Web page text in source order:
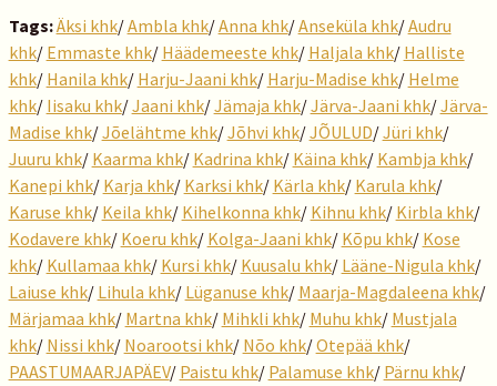
Tags:Äksi khk/Ambla khk/Anna khk/Anseküla khk/Audru
khk/ Emmaste khk/ Häädemeeste khk/ Haljala khk/ Halliste
khk/ Hanila khk/ Harju-Jaani khk/ Harju-Madise khk/ Helme
khk/ Iisaku khk/Jaani khk/Jämaja khk/Järva-Jaani khk/Järva-
Madise khk/Jõelähtme khk/Jõhvi khk/JÕULUD/Jüri khk/
Juuru khk/ Kaarma khk/ Kadrina khk/ Käina khk/ Kambja khk/
Kanepi khk/ Karja khk/ Karksi khk/ Kärla khk/ Karula khk/
Karuse khk/ Keila khk/ Kihelkonna khk/ Kihnu khk/ Kirbla khk/
Kodavere khk/ Koeru khk/ Kolga-Jaani khk/ Kõpu khk/ Kose
khk/ Kullamaa khk/ Kursi khk/ Kuusalu khk/ Lääne-Nigula khk/
Laiuse khk/ Lihula khk/ Lüganuse khk/ Maarja-Magdaleena khk/
Märjamaa khk/ Martna khk/ Mihkli khk/ Muhu khk/ Mustjala
khk/ Nissi khk/ Noarootsi khk/ Nõo khk/Otepää khk/
PAASTUMAARJAPÄEV/ Paistu khk/ Palamuse khk/ Pärnu khk/